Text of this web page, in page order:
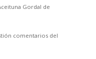
Gordal de
comentarios del